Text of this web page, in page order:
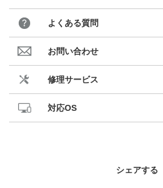
よくある質問
お問い合わせ
修理サービス
対応OS
シェアする